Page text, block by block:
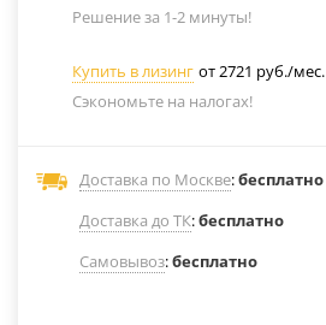
Решение за 1-2 минуты!
Купить в лизинг от 2721 руб./мес.
Сэкономьте на налогах!
Доставка по Москве:бесплатно
Доставка до ТК:бесплатно
Самовывоз:бесплатно